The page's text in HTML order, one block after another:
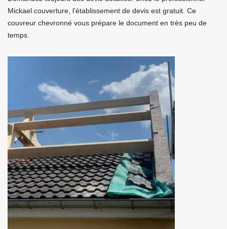
Mickael couverture, l’établissement de devis est gratuit. Ce
couvreur chevronné vous prépare le document en très peu de
temps.